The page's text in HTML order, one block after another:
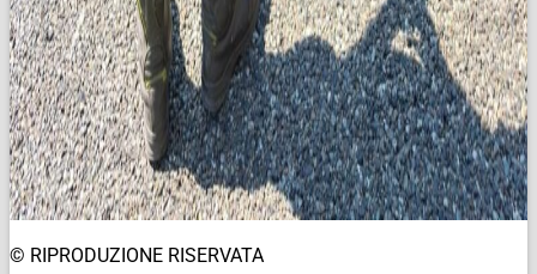
© RIPRODUZIONE RISERVATA